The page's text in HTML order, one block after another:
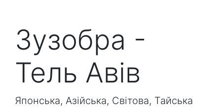
Зузобра -
Тель Авів
Японська, Азійська, Світова, Тайська